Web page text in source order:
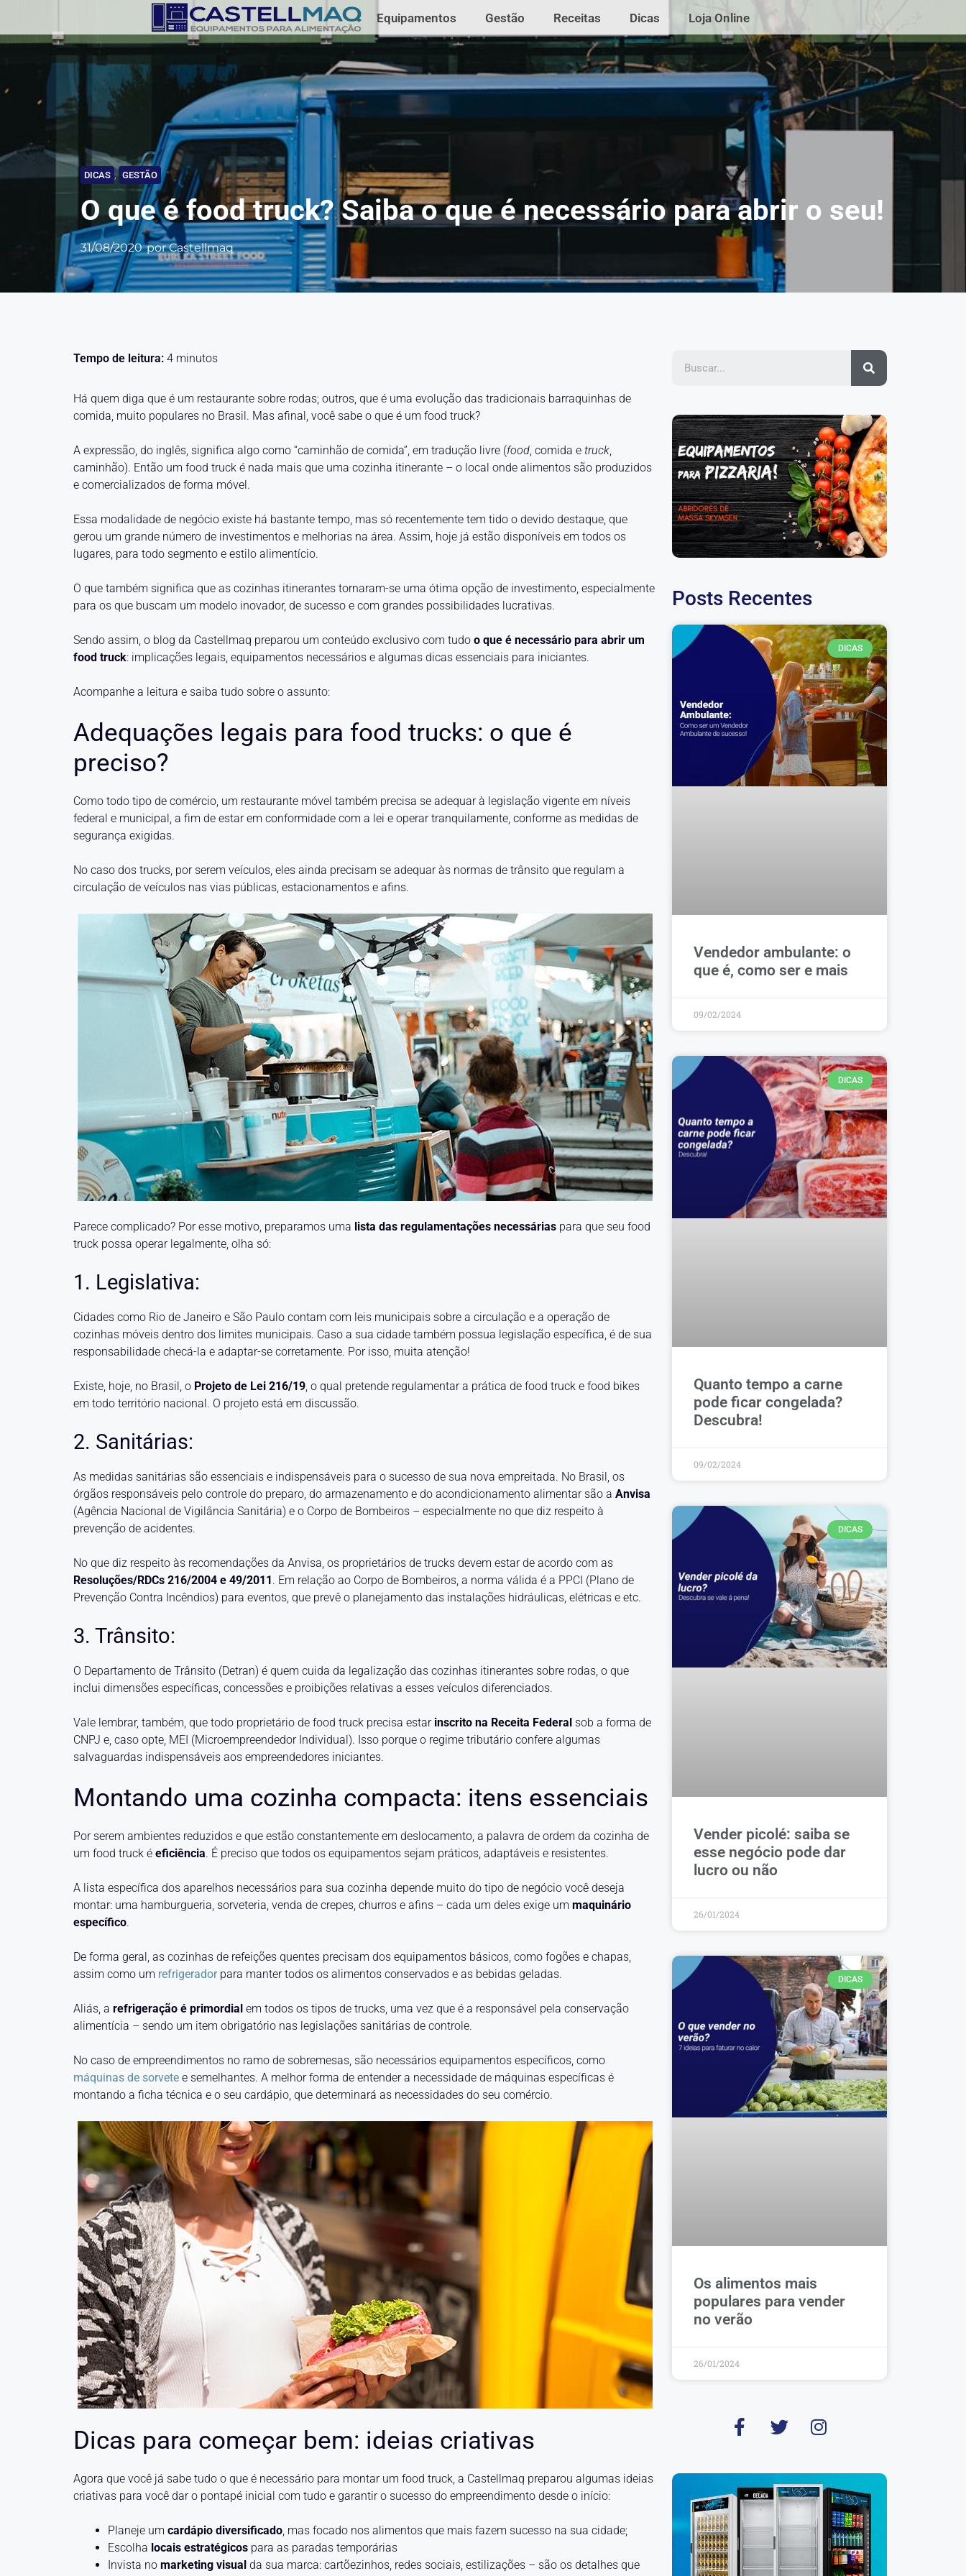
Equipamentos Gestão Receitas Dicas Loja Online
DICAS , GESTÃO
O que é food truck? Saiba o que é necessário para abrir o seu!
31/08/2020 porCastellmaq
Tempo de leitura: 4 minutos
Há quem diga que é um restaurante sobre rodas; outros, que é uma evolução das tradicionais barraquinhas de
comida, muito populares no Brasil. Mas afinal, você sabe o que é um food truck?
A expressão, do inglês, significa algo como “caminhão de comida”, em tradução livre (food, comida e truck,
caminhão). Então um food truck é nada mais que uma cozinha itinerante – o local onde alimentos são produzidos
e comercializados de forma móvel.
Essa modalidade de negócio existe há bastante tempo, mas só recentemente tem tido o devido destaque, que
gerou um grande número de investimentos e melhorias na área. Assim, hoje já estão disponíveis em todos os
lugares, para todo segmento e estilo alimentício.
O que também significa que as cozinhas itinerantes tornaram-se uma ótima opção de investimento, especialmente
para os que buscam um modelo inovador, de sucesso e com grandes possibilidades lucrativas.
Sendo assim, o blog da Castellmaq preparou um conteúdo exclusivo com tudo o que é necessário para abrir um
food truck: implicações legais, equipamentos necessários e algumas dicas essenciais para iniciantes.
Acompanhe a leitura e saiba tudo sobre o assunto:
Adequações legais para food trucks: o que é
preciso?
Como todo tipo de comércio, um restaurante móvel também precisa se adequar à legislação vigente em níveis
federal e municipal, a fim de estar em conformidade com a lei e operar tranquilamente, conforme as medidas de
segurança exigidas.
No caso dos trucks, por serem veículos, eles ainda precisam se adequar às normas de trânsito que regulam a
circulação de veículos nas vias públicas, estacionamentos e afins.
Parece complicado? Por esse motivo, preparamos uma lista das regulamentações necessárias para que seu food
truck possa operar legalmente, olha só:
1. Legislativa:
Cidades como Rio de Janeiro e São Paulo contam com leis municipais sobre a circulação e a operação de
cozinhas móveis dentro dos limites municipais. Caso a sua cidade também possua legislação específica, é de sua
responsabilidade checá-la e adaptar-se corretamente. Por isso, muita atenção!
Existe, hoje, no Brasil, o Projeto de Lei 216/19, o qual pretende regulamentar a prática de food truck e food bikes
em todo território nacional. O projeto está em discussão.
2. Sanitárias:
As medidas sanitárias são essenciais e indispensáveis para o sucesso de sua nova empreitada. No Brasil, os
órgãos responsáveis pelo controle do preparo, do armazenamento e do acondicionamento alimentar são a Anvisa
(Agência Nacional de Vigilância Sanitária) e o Corpo de Bombeiros – especialmente no que diz respeito à
prevenção de acidentes.
No que diz respeito às recomendações da Anvisa, os proprietários de trucks devem estar de acordo com as
Resoluções/RDCs 216/2004 e 49/2011. Em relação ao Corpo de Bombeiros, a norma válida é a PPCI (Plano de
Prevenção Contra Incêndios) para eventos, que prevê o planejamento das instalações hidráulicas, elétricas e etc.
3. Trânsito:
O Departamento de Trânsito (Detran) é quem cuida da legalização das cozinhas itinerantes sobre rodas, o que
inclui dimensões específicas, concessões e proibições relativas a esses veículos diferenciados.
Vale lembrar, também, que todo proprietário de food truck precisa estarinscrito na Receita Federal sob a forma de
CNPJ e, caso opte, MEI (Microempreendedor Individual). Isso porque o regime tributário confere algumas
salvaguardas indispensáveis aos empreendedores iniciantes.
Montando uma cozinha compacta: itens essenciais
Por serem ambientes reduzidos e que estão constantemente em deslocamento, a palavra de ordem da cozinha de
um food truck é eficiência. É preciso que todos os equipamentos sejam práticos, adaptáveis e resistentes.
A lista específica dos aparelhos necessários para sua cozinha depende muito do tipo de negócio você deseja
montar: uma hamburgueria, sorveteria, venda de crepes, churros e afins – cada um deles exige um maquinário
específico.
De forma geral, as cozinhas de refeições quentes precisam dos equipamentos básicos, como fogões e chapas,
assim como um refrigeradorpara manter todos os alimentos conservados e as bebidas geladas.
Aliás, a refrigeração é primordial em todos os tipos de trucks, uma vez que é a responsável pela conservação
alimentícia – sendo um item obrigatório nas legislações sanitárias de controle.
No caso de empreendimentos no ramo de sobremesas, são necessários equipamentos específicos, como
máquinas de sorvete e semelhantes. A melhor forma de entender a necessidade de máquinas específicas é
montando a ficha técnica e o seu cardápio, que determinará as necessidades do seu comércio.
Dicas para começar bem: ideias criativas
Agora que você já sabe tudo o que é necessário para montar um food truck, a Castellmaq preparou algumas ideias
criativas para você dar o pontapé inicial com tudo e garantir o sucesso do empreendimento desde o início:
Planeje um cardápio diversificado, mas focado nos alimentos que mais fazem sucesso na sua cidade;
Escolha locais estratégicos para as paradas temporárias
Invista no marketing visual da sua marca: cartõezinhos, redes sociais, estilizações – são os detalhes que
Posts Recentes
DICAS
Vendedor ambulante: o
que é, como ser e mais
09/02/2024
DICAS
Quanto tempo a carne
pode ficar congelada?
Descubra!
09/02/2024
DICAS
Vender picolé: saiba se
esse negócio pode dar
lucro ou não
26/01/2024
DICAS
Os alimentos mais
populares para vender
no verão
26/01/2024